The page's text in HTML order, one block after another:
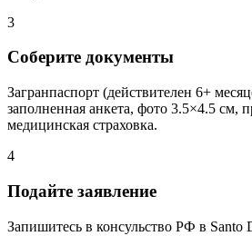
3
Соберите документы
Загранпаспорт (действителен 6+
заполненная анкета, фото 3.5×4.5 см,
медицинская страховка.
4
Подайте заявление
Запишитесь в консульство РФ в Santo